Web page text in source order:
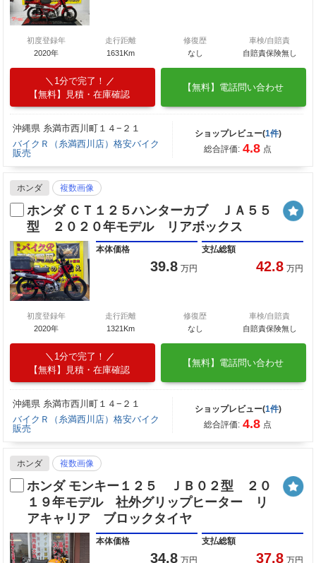
初度登録年
2020年
走行距離
1631Km
修復歴
なし
車検/自賠責
自賠責保険無し
1分で完了！
【無料】見積・在庫確認
【無料】電話問い合わせ
沖縄県 糸満市西川町１４−２１
バイクＲ（糸満西川店）格安バイク
販売
ショップレビュー(1件)
総合評価: 4.8 点
ホンダ 複数画像
ホンダ ＣＴ１２５ハンターカブ ＪＡ５５
型 ２０２０年モデル リアボックス
本体価格
39.8 万円
支払総額
42.8 万円
初度登録年
2020年
走行距離
1321Km
修復歴
なし
車検/自賠責
自賠責保険無し
1分で完了！
【無料】見積・在庫確認
【無料】電話問い合わせ
沖縄県 糸満市西川町１４−２１
バイクＲ（糸満西川店）格安バイク
販売
ショップレビュー(1件)
総合評価: 4.8 点
ホンダ 複数画像
ホンダ モンキー１２５ ＪＢ０２型 ２０
１９年モデル 社外グリップヒーター リ
アキャリア ブロックタイヤ
本体価格
34.8 万円
支払総額
37.8 万円